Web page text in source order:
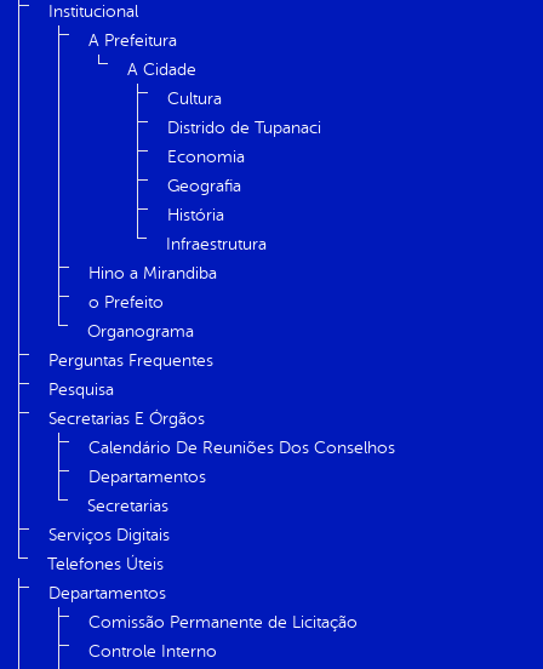
Institucional
A Prefeitura
A Cidade
Cultura
Distrido de Tupanaci
Economia
Geografia
História
Infraestrutura
Hino a Mirandiba
o Prefeito
Organograma
Perguntas Frequentes
Pesquisa
Secretarias E Órgãos
Calendário De Reuniões Dos Conselhos
Departamentos
Secretarias
Serviços Digitais
Telefones Úteis
Departamentos
Comissão Permanente de Licitação
Controle Interno